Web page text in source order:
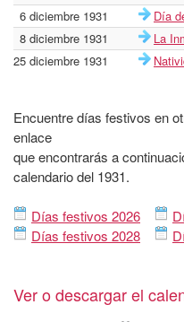
6 diciembre 1931
Día
8 diciembre 1931
La
25 diciembre 1931
Encuentre días festivos en
enlace
que encontrarás a
calendario del 1931.
Días festivos 2026
Días festivos 2028
Ver o descargar el